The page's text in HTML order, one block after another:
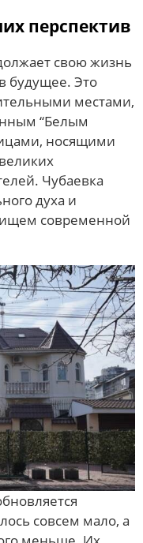
перспектив
свою жизнь
будущее. Это
местами,
“Белым
носящими
Чубаевка
духа и
современной
совсем мало, а